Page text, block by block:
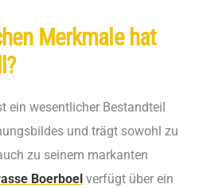
Merkmale hat
ein wesentlicher Bestandteil
und trägt sowohl zu
zu seinem markanten
Boerboel verfügt über ein